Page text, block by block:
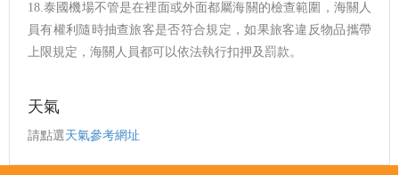
18.泰國機場不管是在裡面或外面都屬海關的檢查範圍，海關人
員有權利隨時抽查旅客是否符合規定，如果旅客違反物品攜帶
上限規定，海關人員都可以依法執行扣押及罰款。
天氣
請點選天氣參考網址